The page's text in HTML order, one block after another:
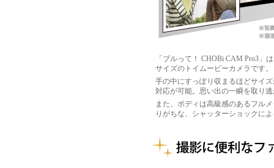
「ブルって！ CHOBi CAM Pro3」
サイズのトイムービーカメラです。
手の中にすっぽり収まるほどサイ
対応が可能。思い出の一瞬を取り
また、ボディは高級感のあるフル
りがちな、シャッターショックに